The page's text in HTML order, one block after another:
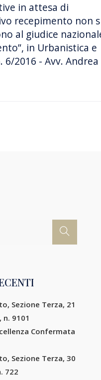
in attesa di
recepimento non
al giudice
in Urbanistica e
6/2016 - Avv. Andrea
Sezione Terza, 21
n. 9101
Confermata
Sezione Terza, 30
722